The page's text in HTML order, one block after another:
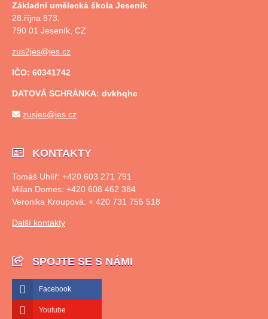
Základní umělecká škola Jeseník
28.října 873,
790 01 Jeseník, CZ
zus2jes@jes.cz
IČO: 60341742
DATOVÁ SCHRÁNKA: dvkhqhc
zusjes@jes.cz
KONTAKTY
Tomáš Uhlíř: +420 603 271 791
Milan Domes: +420 608 462 384
Veronika Kroupová: + 420 731 755 518
Další kontakty
SPOJTE SE S NÁMI
Facebook
Youtube